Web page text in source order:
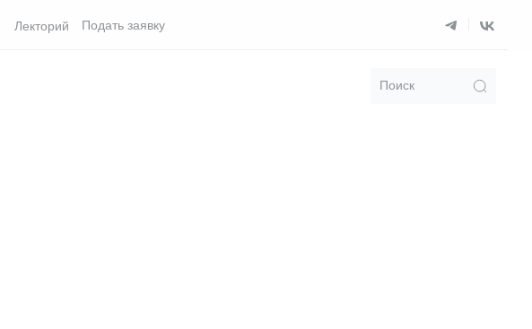
Подать заявку
Лекторий
Поиск